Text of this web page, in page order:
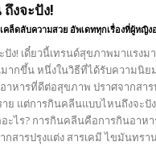
งจะปัง!
คล็ดลับความสวย อัพเดททุกเรื่องที่ผู้หญิง
ง! เดี๋ยวนี้เทรนด์สุขภาพมาแรง
มากขึ้น หนึ่งในวิธีที่ได้รับความนิ
าหารที่ดีต่อสุขภาพ ปราศจากสา
ย แต่การกินคลีนแบบไหนถึงจะปั
ะไร? การกินคลีนคือการกินอาห
กสารปรุงแต่ง สารเคมี ไขมันทร